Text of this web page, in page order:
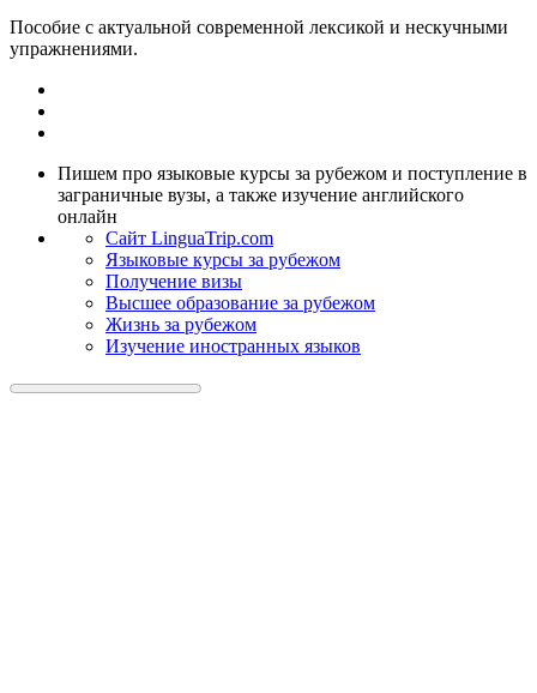
Пособие с актуальной современной лексикой и нескучными
упражнениями.
Пишем про языковые курсы за рубежом и поступление в
заграничные вузы, а также изучение английского
онлайн
Cайт LinguaTrip.com
Языковые курсы за рубежом
Получение визы
Высшее образование за рубежом
Жизнь за рубежом
Изучение иностранных языков